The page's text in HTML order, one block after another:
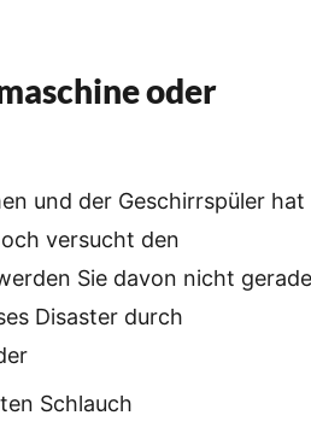
oder
und der Geschirrspüler hat
versucht den
Sie davon nicht gerade
Disaster durch
Schlauch